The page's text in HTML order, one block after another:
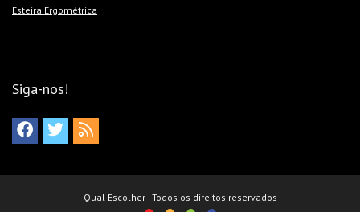
Esteira Ergométrica
Siga-nos!
Qual Escolher - Todos os direitos reservados